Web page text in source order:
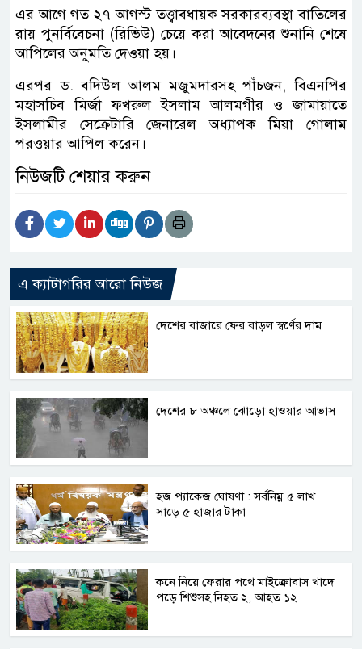
এর আগে গত ২৭ আগস্ট তত্ত্বাবধায়ক সরকারব্যবস্থা বাতিলের
রায় পুনর্বিবেচনা (রিভিউ) চেয়ে করা আবেদনের শুনানি শেষে
আপিলের অনুমতি দেওয়া হয়।
এরপর ড. বদিউল আলম মজুমদারসহ পাঁচজন, বিএনপির
মহাসচিব মির্জা ফখরুল ইসলাম আলমগীর ও জামায়াতে
ইসলামীর সেক্রেটারি জেনারেল অধ্যাপক মিয়া গোলাম
পরওয়ার আপিল করেন।
নিউজটি শেয়ার করুন
এ ক্যাটাগরির আরো নিউজ
দেশের বাজারে ফের বাড়ল স্বর্ণের দাম
দেশের ৮ অঞ্চলে ঝোড়ো হাওয়ার আভাস
হজ প্যাকেজ ঘোষণা : সর্বনিম্ন ৫ লাখ
সাড়ে ৫ হাজার টাকা
কনে নিয়ে ফেরার পথে মাইক্রোবাস খাদে
পড়ে শিশুসহ নিহত ২, আহত ১২